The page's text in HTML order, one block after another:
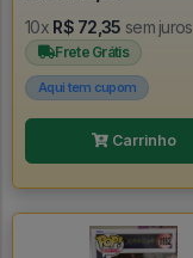
10x R$ 72,35 sem juros
Frete Grátis
Aqui tem cupom
Carrinho